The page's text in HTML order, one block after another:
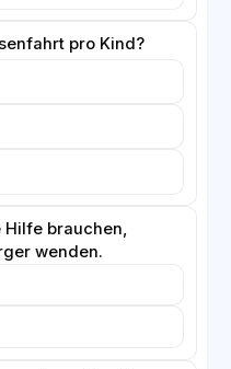
pro Kind?
Hilfe brauchen,
wenden.